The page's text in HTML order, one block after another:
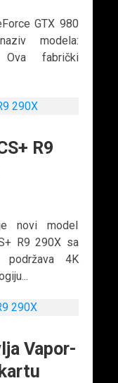
GTX 980
modela:
Ova fabrički
R9
novi model
R9 290X sa
podržava 4K
Vapor-